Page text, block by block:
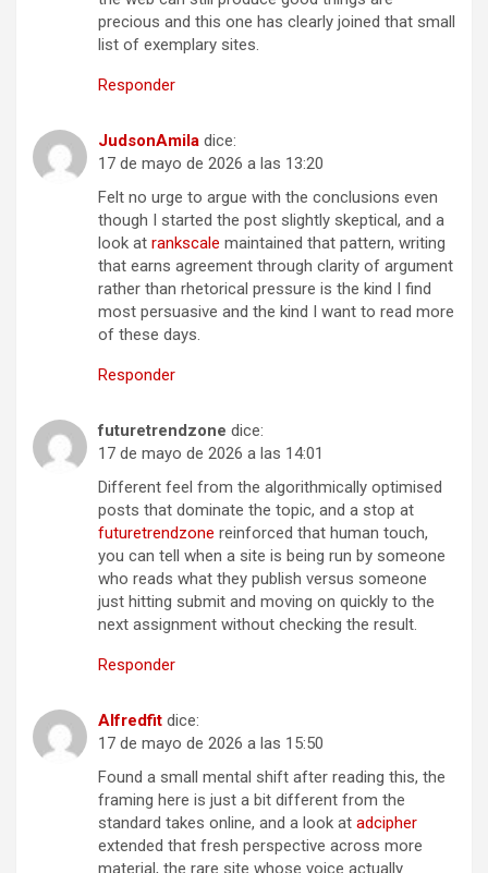
precious and this one has clearly joined that small
list of exemplary sites.
Responder
JudsonAmila dice:
17 de mayo de 2026 a las 13:20
Felt no urge to argue with the conclusions even
though I started the post slightly skeptical, and a
look at rankscale maintained that pattern, writing
that earns agreement through clarity of argument
rather than rhetorical pressure is the kind I find
most persuasive and the kind I want to read more
of these days.
Responder
futuretrendzone dice:
17 de mayo de 2026 a las 14:01
Different feel from the algorithmically optimised
posts that dominate the topic, and a stop at
futuretrendzone reinforced that human touch,
you can tell when a site is being run by someone
who reads what they publish versus someone
just hitting submit and moving on quickly to the
next assignment without checking the result.
Responder
Alfredfit dice:
17 de mayo de 2026 a las 15:50
Found a small mental shift after reading this, the
framing here is just a bit different from the
standard takes online, and a look at adcipher
extended that fresh perspective across more
material, the rare site whose voice actually